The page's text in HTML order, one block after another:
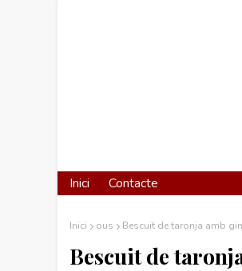
Inici Contacte
Inici ous Bescuit de taronja amb
Bescuit de